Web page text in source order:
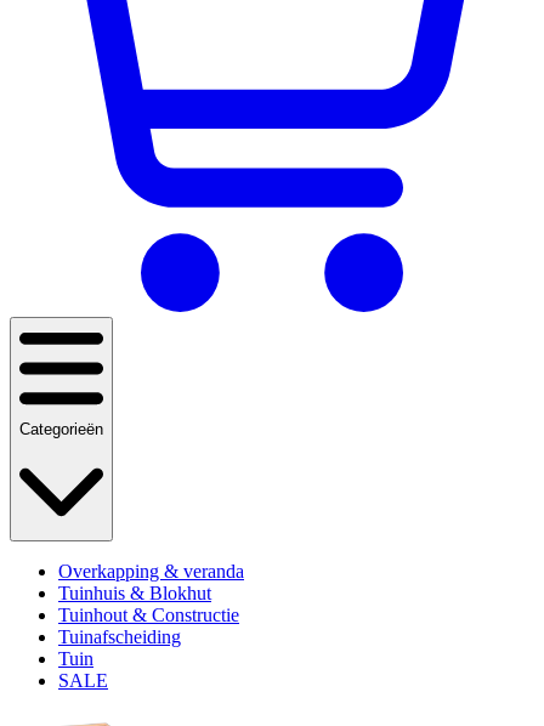
Categorieën
Overkapping & veranda
Tuinhuis & Blokhut
Tuinhout & Constructie
Tuinafscheiding
Tuin
SALE